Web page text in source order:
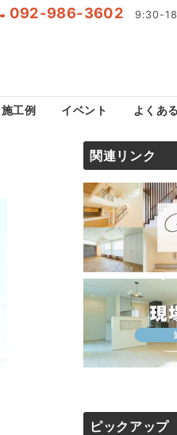
092-986-3602 9:30-
施工例 イベント よくあ
関連リンク
ピックアップ